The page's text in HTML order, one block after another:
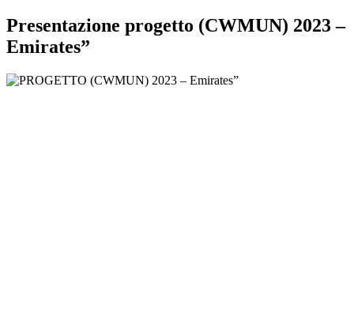
Presentazione progetto (CWMUN) 2023 –
Emirates”